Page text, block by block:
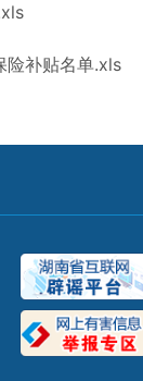
险补贴名单.xls